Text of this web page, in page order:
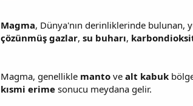
Magma, Dünya'nın derinliklerinde bulunan,
çözünmüş gazlar, su buharı,
Magma, genellikle manto ve alt kabuk
kısmi erime sonucu meydana gelir.